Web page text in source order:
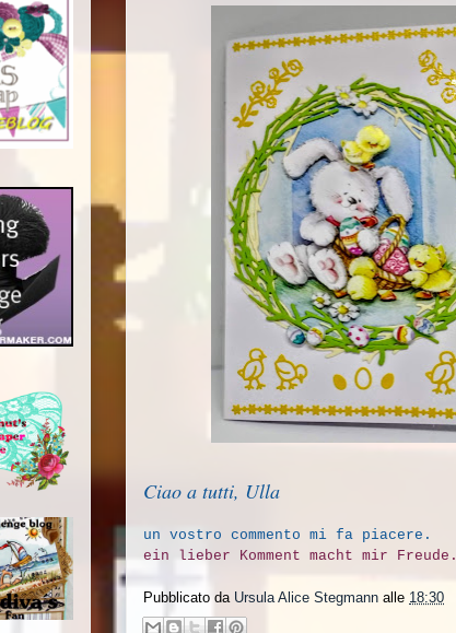
Ciao a tutti, Ulla
un vostro commento mi fa piacere.
ein lieber Komment macht mir Freude.
Pubblicato da Ursula Alice Stegmann alle 18:30